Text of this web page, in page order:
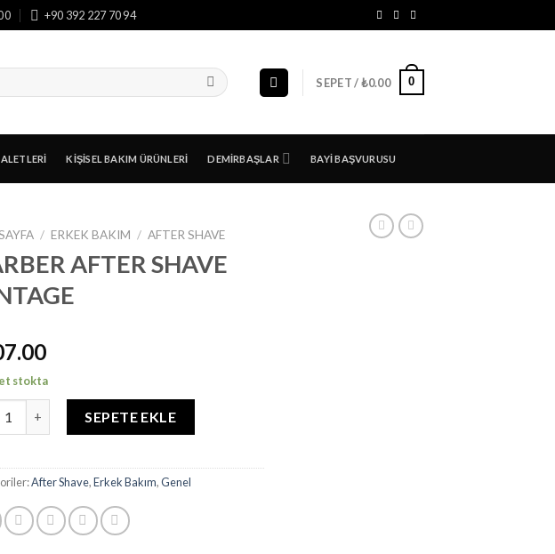
+90 392 227 70 94
SEPET /₺0.00 0
KIŞISEL BAKIM ÜRÜNLERI DEMIRBAŞLAR BAYI BAŞVURUSU
/ ERKEK BAKIM / AFTER SHAVE
AFTER SHAVE
stokta
SEPETE EKLE
After Shave,Erkek Bakım,Genel